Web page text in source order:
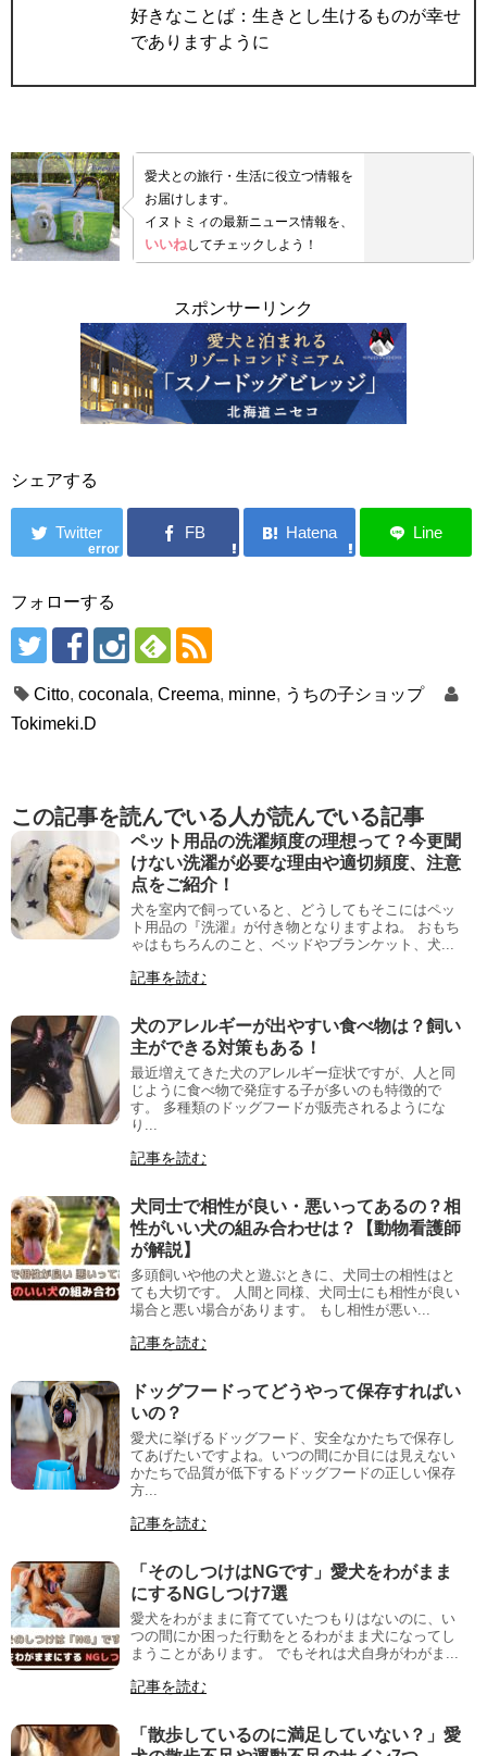
好きなことば：生きとし生けるものが幸せ
でありますように
愛犬との旅行・生活に役立つ情報を
お届けします。
イヌトミィの最新ニュース情報を、
いいねしてチェックしよう！
スポンサーリンク
シェアする
error
フォローする
Citto, coconala, Creema, minne, うちの子ショップ
Tokimeki.D
この記事を読んでいる人が読んでいる記事
ペット用品の洗濯頻度の理想って？今更聞
けない洗濯が必要な理由や適切頻度、注意
点をご紹介！
犬を室内で飼っていると、どうしてもそこにはペッ
ト用品の『洗濯』が付き物となりますよね。 おもち
ゃはもちろんのこと、ベッドやブランケット、犬...
記事を読む
犬のアレルギーが出やすい食べ物は？飼い
主ができる対策もある！
最近増えてきた犬のアレルギー症状ですが、人と同
じように食べ物で発症する子が多いのも特徴的で
す。 多種類のドッグフードが販売されるようにな
り...
記事を読む
犬同士で相性が良い・悪いってあるの？相
性がいい犬の組み合わせは？【動物看護師
が解説】
多頭飼いや他の犬と遊ぶときに、犬同士の相性はと
ても大切です。 人間と同様、犬同士にも相性が良い
場合と悪い場合があります。 もし相性が悪い...
記事を読む
ドッグフードってどうやって保存すればい
いの？
愛犬に挙げるドッグフード、安全なかたちで保存し
てあげたいですよね。いつの間にか目には見えない
かたちで品質が低下するドッグフードの正しい保存
方...
記事を読む
「そのしつけはNGです」愛犬をわがまま
にするNGしつけ7選
愛犬をわがままに育てていたつもりはないのに、い
つの間にか困った行動をとるわがまま犬になってし
まうことがあります。 でもそれは犬自身がわがま...
記事を読む
「散歩しているのに満足していない？」愛